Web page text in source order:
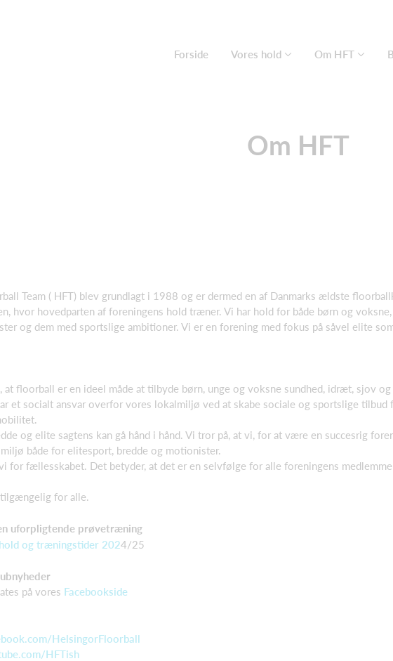
Forside Vores hold Om HFT
Om HFT
Team ( HFT) blev grundlagt i 1988 og er dermed en af Danmarks ældste
hvor hovedparten af foreningens hold træner. Vi har hold for både børn og
og dem med sportslige ambitioner. Vi er en forening med fokus på såvel elite
at floorball er en ideel måde at tilbyde børn, unge og voksne sundhed, idræt, sjov
et socialt ansvar overfor vores lokalmiljø ved at skabe sociale og sportslige tilbud
og elite sagtens kan gå hånd i hånd. Vi tror på, at vi, for at være en succesrig
både for elitesport, bredde og motionister.
for fællesskabet. Det betyder, at det er en selvfølge for alle foreningens
for alle.
uforpligtende prøvetræning
og træningstider 2024/25
på vores Facebookside
HelsingorFloorball
HFTish